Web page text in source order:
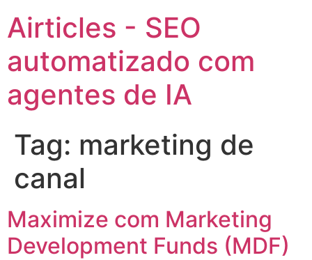
Airticles - SEO
automatizado com
agentes de IA
Tag: marketing de
canal
Maximize com Marketing
Development Funds (MDF)